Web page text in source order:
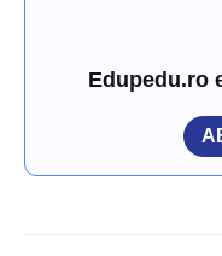
Edupedu.ro